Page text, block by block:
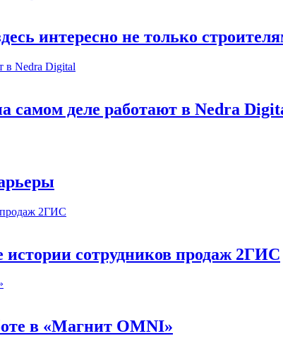
интересно не только
деле работают в Nedra
сотрудников продаж 2ГИС
в «Магнит OMNI»